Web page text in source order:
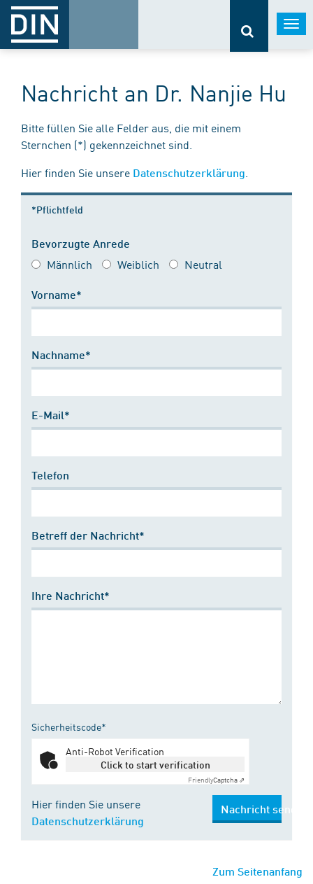
Nachricht an Dr. Nanjie Hu
Bitte füllen Sie alle Felder aus, die mit einem
Sternchen (*) gekennzeichnet sind.
Hier finden Sie unsere Datenschutzerklärung
*Pflichtfeld
Bevorzugte Anrede
Männlich Weiblich Neutral
Vorname*
Nachname*
E-Mail*
Telefon
Betreff der Nachricht*
Ihre Nachricht*
Sicherheitscode*
Anti-Robot Verification
Click to start verification
FriendlyCaptcha ⇗
Hier finden Sie unsere
Datenschutzerklärung
Nachricht senden
Zum Seitenanfang